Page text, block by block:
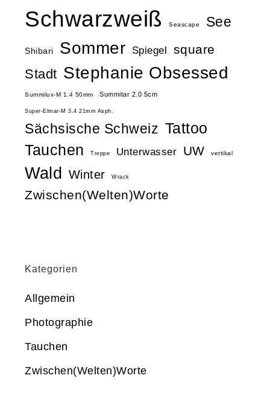
Schwarzweiß Seascape See
Shibari Sommer Spiegel square
Stadt Stephanie Obsessed
Summilux-M 1.4 50mm Summitar 2.0 5cm
Super-Elmar-M 3.4 21mm Asph.
Sächsische Schweiz Tattoo
Tauchen
Treppe Unterwasser UW vertikal
Wald Winter Wrack
Zwischen(Welten)Worte
Kategorien
Allgemein
Photographie
Tauchen
Zwischen(Welten)Worte